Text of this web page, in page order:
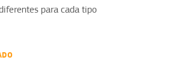
para cada tipo